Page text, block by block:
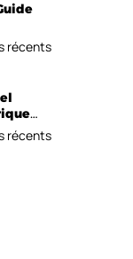
le prix !
récents
?
récents